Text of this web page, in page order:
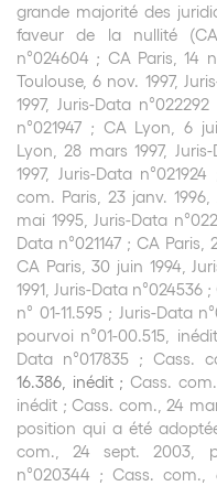
grande majorité des
faveur de la nullité
n°024604 ; CA Paris, 14
Toulouse, 6 nov. 1997,
1997, Juris-Data n°022292
n°021947 ; CA Lyon, 6
Lyon, 28 mars 1997,
1997, Juris-Data
com. Paris, 23 janv.
mai 1995, Juris-Data
Data n°021147 ; CA Paris,
CA Paris, 30 juin 1994,
1991, Juris-Data
n° 01-11.595 ; Juris-Data
pourvoi n°01-00.515,
Data n°017835 ; Cass.
16.386, inédit ; Cass.
inédit ; Cass. com., 24
position qui a été
com., 24 sept. 2003,
n°020344 ; Cass. com.,